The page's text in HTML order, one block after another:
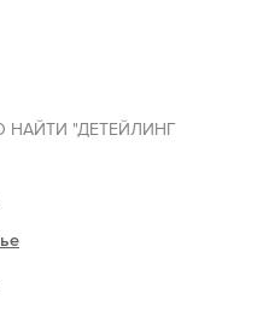
НАЙТИ "ДЕТЕЙЛИНГ